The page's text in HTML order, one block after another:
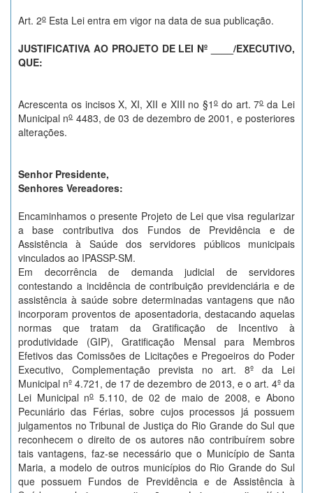
Art. 2o Esta Lei entra em vigor na data de sua publicação.
JUSTIFICATIVA AO PROJETO DE LEI Nº ____/EXECUTIVO,
QUE:
Acrescenta os incisos X, XI, XII e XIII no §1o do art. 7oda Lei
Municipal no4483, de 03 de dezembro de 2001, e posteriores
alterações.
Senhor Presidente,
Senhores Vereadores:
Encaminhamos o presente Projeto de Lei que visa regularizar
a base contributiva dos Fundos de Previdência e de
Assistência à Saúde dos servidores públicos municipais
vinculados ao IPASSP-SM.
Em decorrência de demanda judicial de servidores
contestando a incidência de contribuição previdenciária e de
assistência à saúde sobre determinadas vantagens que não
incorporam proventos de aposentadoria, destacando aquelas
normas que tratam da Gratificação de Incentivo à
produtividade (GIP), Gratificação Mensal para Membros
Efetivos das Comissões de Licitações e Pregoeiros do Poder
Executivo, Complementação prevista no art. 8º da Lei
Municipal nº 4.721, de 17 de dezembro de 2013, e o art. 4º da
Lei Municipal no 5.110, de 02 de maio de 2008, e Abono
Pecuniário das Férias, sobre cujos processos já possuem
julgamentos no Tribunal de Justiça do Rio Grande do Sul que
reconhecem o direito de os autores não contribuírem sobre
tais vantagens, faz-se necessário que o Município de Santa
Maria, a modelo de outros municípios do Rio Grande do Sul
que possuem Fundos de Previdência e de Assistência à